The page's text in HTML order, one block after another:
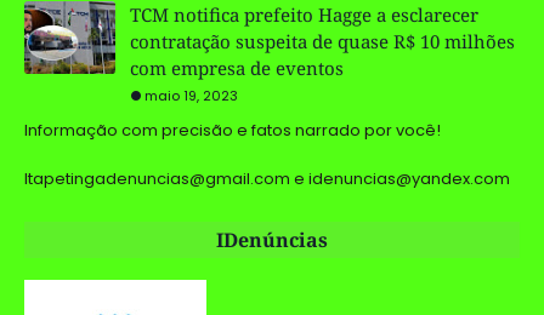
TCM notifica prefeito Hagge a esclarecer
contratação suspeita de quase R$ 10 milhões
com empresa de eventos
maio 19, 2023
Informação com precisão e fatos narrado por você!
Itapetingadenuncias@gmail.com e idenuncias@yandex.com
IDenúncias